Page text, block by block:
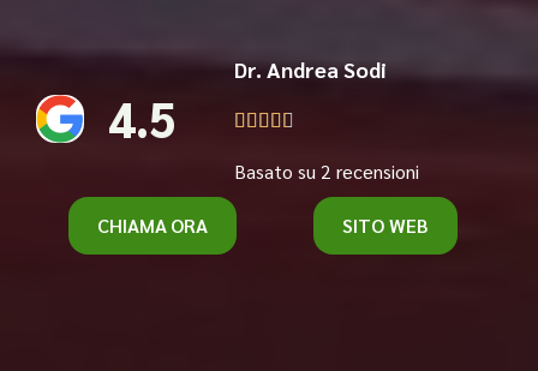
4.5
Dr. Andrea Sodi
    
Basato su 2 recensioni
CHIAMA ORA SITO WEB